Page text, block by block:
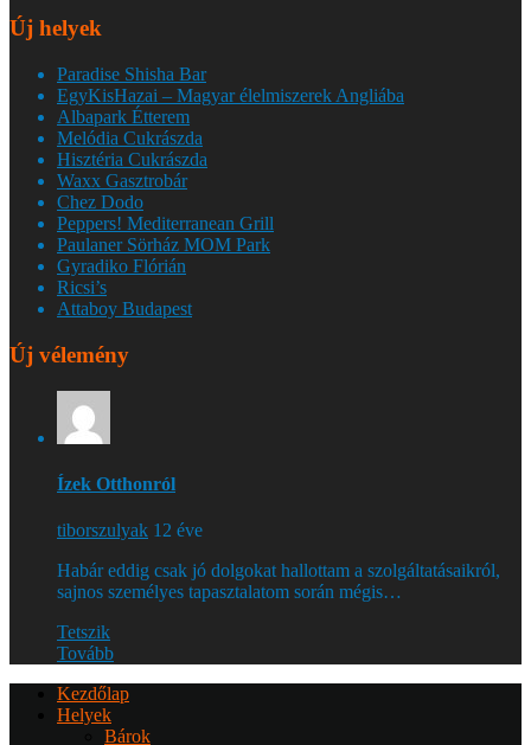
Új helyek
Paradise Shisha Bar
EgyKisHazai – Magyar élelmiszerek Angliába
Albapark Étterem
Melódia Cukrászda
Hisztéria Cukrászda
Waxx Gasztrobár
Chez Dodo
Peppers! Mediterranean Grill
Paulaner Sörház MOM Park
Gyradiko Flórián
Ricsi’s
Attaboy Budapest
Új vélemény
Ízek Otthonról
tiborszulyak 12 éve
Habár eddig csak jó dolgokat hallottam a szolgáltatásaikról,
sajnos személyes tapasztalatom során mégis…
Tetszik
Tovább
Kezdőlap
Helyek
Bárok